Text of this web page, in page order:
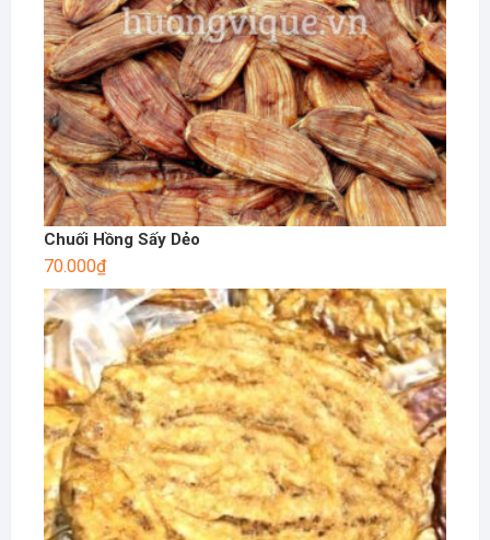
Chuối Hồng Sấy Dẻo
70.000₫